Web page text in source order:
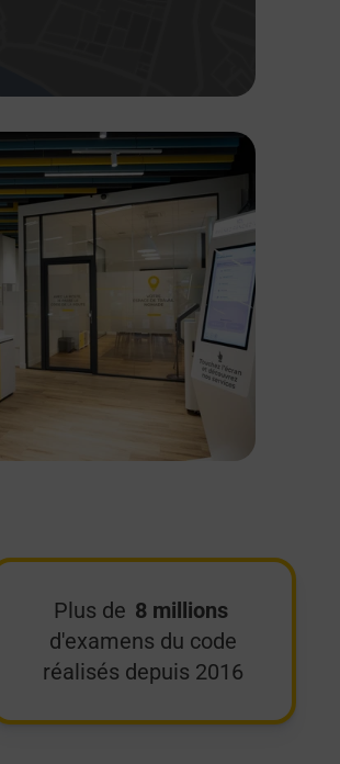
Plus de 8 millions
d'examens du code
réalisés depuis 2016